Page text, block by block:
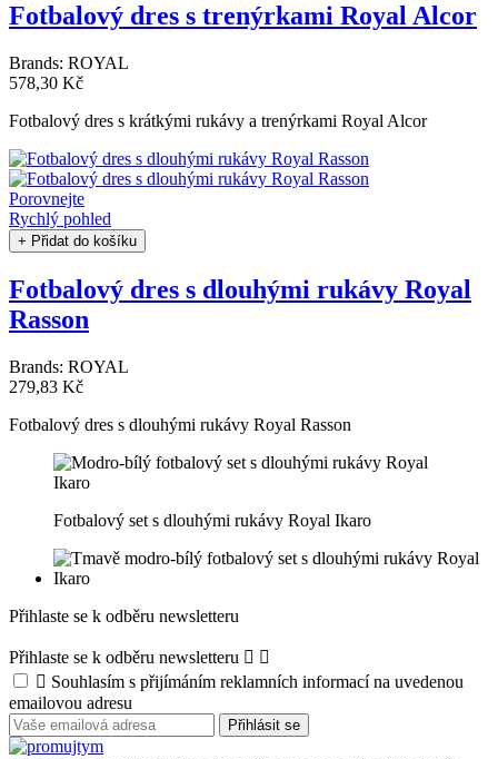
Fotbalový dres s trenýrkami Royal Alcor
Brands: ROYAL
578,30 Kč
Fotbalový dres s krátkými rukávy a trenýrkami Royal Alcor
Porovnejte
Rychlý pohled
+ Přidat do košíku
Fotbalový dres s dlouhými rukávy Royal
Rasson
Brands: ROYAL
279,83 Kč
Fotbalový dres s dlouhými rukávy Royal Rasson
Fotbalový set s dlouhými rukávy Royal Ikaro
Přihlaste se k odběru newsletteru
Přihlaste se k odběru newsletteru  
 Souhlasím s přijímáním reklamních informací na uvedenou
emailovou adresu